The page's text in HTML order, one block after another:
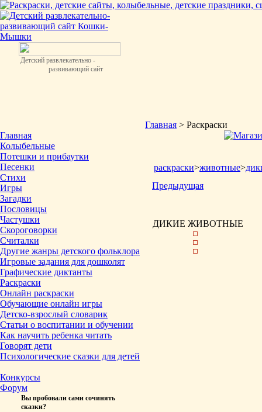
Детский развлекательно -
развивающий сайт
Главная
Колыбельные
Потешки и прибаутки
Песенки
Стихи
Игры
Загадки
Пословицы
Частушки
Скороговорки
Считалки
Другие жанры детского фольклора
Игровые задания для дошколят
Графические диктанты
Раскраски
Онлайн раскраски
Обучающие онлайн игры
Детско-взрослый словарик
Статьи о воспитании и обучении
Как научить ребенка читать
Говорят дети
Психологические сказки для детей
Конкурсы
Форум
Вы пробовали сами сочинять
сказки?
Главная > Раскраски
раскраски>животные>
Предыдущая
ДИКИЕ ЖИВОТНЫЕ